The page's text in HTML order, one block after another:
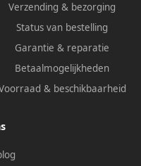
Verzending & bezorging
Status van bestelling
Garantie & reparatie
Betaalmogelijkheden
& beschikbaarheid